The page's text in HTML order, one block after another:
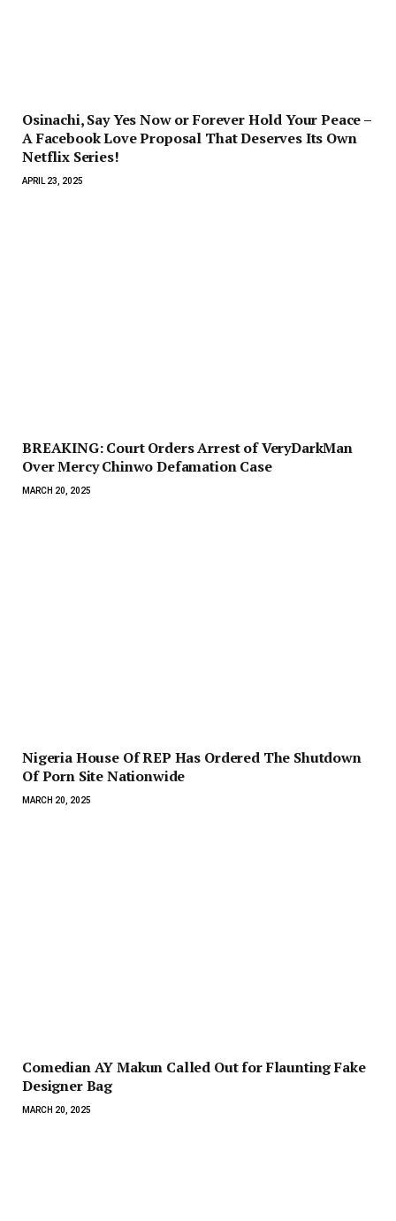
Osinachi, Say Yes Now or Forever Hold Your Peace –
A Facebook Love Proposal That Deserves Its Own
Netflix Series!
APRIL 23, 2025
BREAKING: Court Orders Arrest of VeryDarkMan
Over Mercy Chinwo Defamation Case
MARCH 20, 2025
Nigeria House Of REP Has Ordered The Shutdown
Of Porn Site Nationwide
MARCH 20, 2025
Comedian AY Makun Called Out for Flaunting Fake
Designer Bag
MARCH 20, 2025